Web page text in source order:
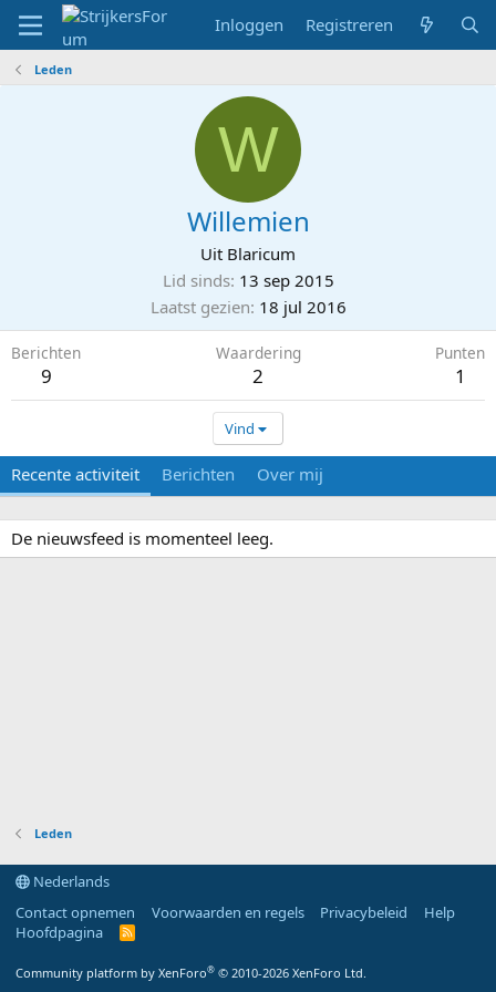
Inloggen Registreren
Leden
W
Willemien
Uit Blaricum
Lid sinds 13 sep 2015
Laatst gezien 18 jul 2016
Berichten
9
Waardering
2
Punten
1
Vind
Recente activiteit Berichten Over mij
De nieuwsfeed is momenteel leeg.
Leden
Nederlands
Contact opnemen
Voorwaarden en regels Privacybeleid
Help
Hoofdpagina
R
Community platform by XenForo® © 2010-2026 XenForo Ltd.